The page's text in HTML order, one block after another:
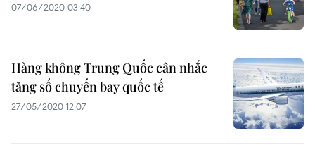
07/06/2020 03:40
Hàng không Trung Quốc cân nhắc
tăng số chuyến bay quốc tế
27/05/2020 12:07